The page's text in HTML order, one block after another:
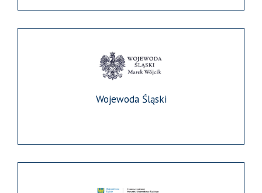
Wojewoda Śląski